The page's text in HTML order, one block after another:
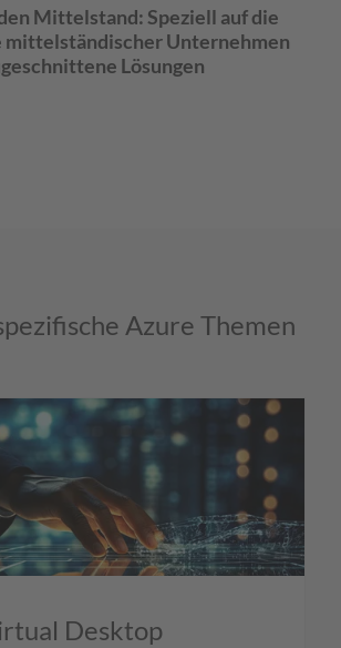
Mittelstand: Speziell auf die
mittelständischer Unternehmen
Lösungen
Azure Themen
Desktop